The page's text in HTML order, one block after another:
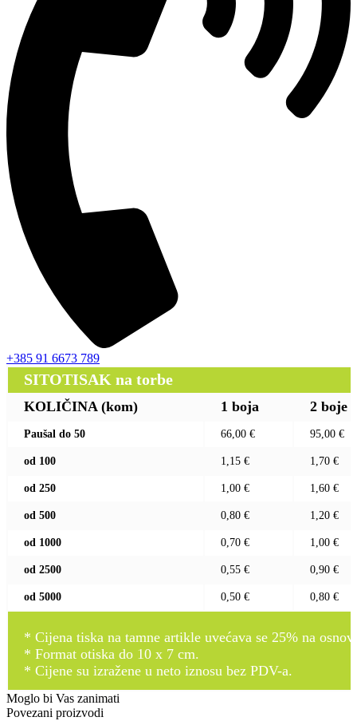
+385 91 6673 789
SITOTISAK na torbe
KOLIČINA (kom) 1 boja 2 boje
Paušal do 50 66,00 € 95,00 €
od 100 1,15 € 1,70 €
od 250 1,00 € 1,60 €
od 500 0,80 € 1,20 €
od 1000 0,70 € 1,00 €
od 2500 0,55 € 0,90 €
od 5000 0,50 € 0,80 €
* Cijena tiska na tamne artikle uvećava se 25% na
* Format otiska do 10 x 7 cm.
* Cijene su izražene u neto iznosu bez PDV-a.
Moglo bi Vas zanimati
Povezani proizvodi